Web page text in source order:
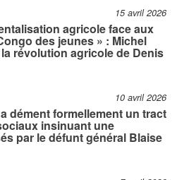
15 avril 2026
agricole face aux
des jeunes » : Michel
révolution agricole de Denis
10 avril 2026
dément formellement un tract
insinuant une
par le défunt général Blaise